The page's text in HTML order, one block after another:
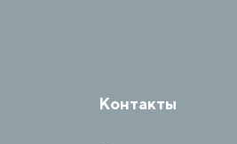
Контакты